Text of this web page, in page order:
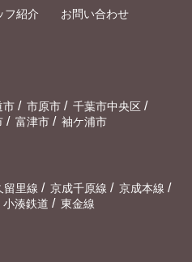
フ紹介 お問い合わせ
市 / 市原市 / 千葉市中央区 /
/ 富津市 / 袖ケ浦市
留里線 / 京成千原線 / 京成本線 /
小湊鉄道 / 東金線